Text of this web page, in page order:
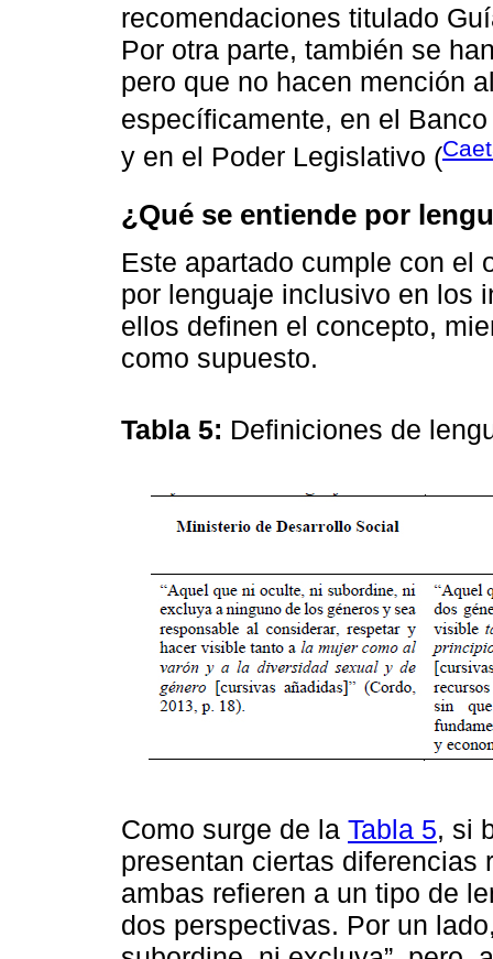
recomendaciones titulado
Por otra parte, también se
pero que no hacen mención
específicamente, en el
y en el Poder Legislativo (
¿Qué se entiende por
Este apartado cumple con el
por lenguaje inclusivo en los
ellos definen el concepto,
como supuesto.
Tabla 5: Definiciones de
Como surge de la Tabla 5, si
presentan ciertas diferencias
ambas refieren a un tipo de
dos perspectivas. Por un